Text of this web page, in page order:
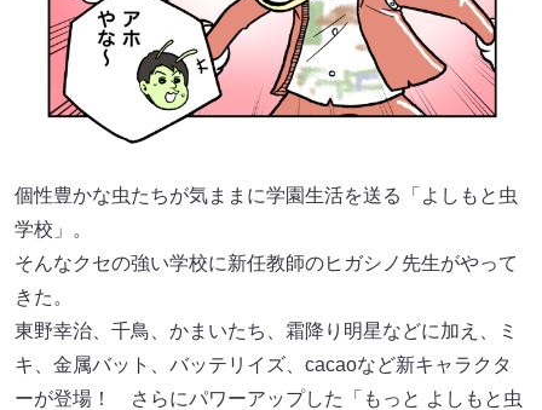
個性豊かな虫たちが気ままに学園生活を送る「よしもと虫
学校」。
そんなクセの強い学校に新任教師のヒガシノ先生がやって
きた。
東野幸治、千鳥、かまいたち、霜降り明星などに加え、ミ
キ、金属バット、バッテリイズ、cacaoなど新キャラクタ
ーが登場！ さらにパワーアップした「もっと よしもと虫